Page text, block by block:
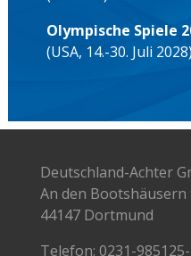
Olympische Spiele
(USA, 14.-30. Juli 2028)
Deutschland-Achter
An den Bootshäusern
44147 Dortmund
Telefon: 0231-